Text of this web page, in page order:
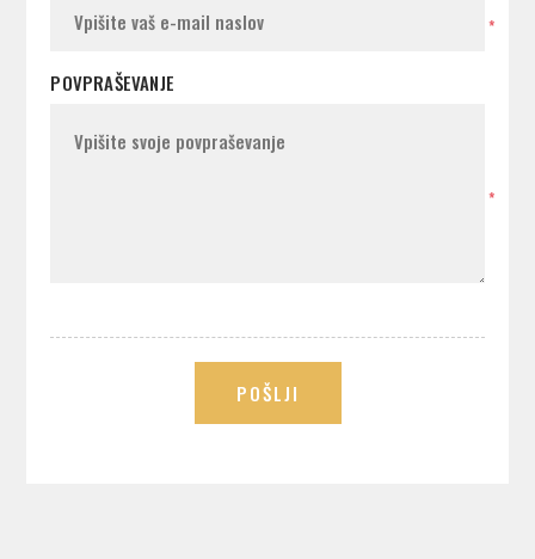
*
POVPRAŠEVANJE
*
POŠLJI